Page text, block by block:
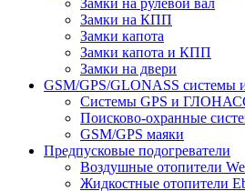
Замки на рулевой вал
Замки на КПП
Замки капота
Замки капота и КПП
Замки на двери
GSM/GPS/GLONASS системы
Системы GPS и
Поисково-охранные
GSM/GPS маяки
Предпусковые подогреватели
Воздушные отопители
Жидкостные отопители